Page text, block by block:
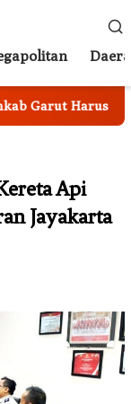
Harus Peka
Api
Jayakarta